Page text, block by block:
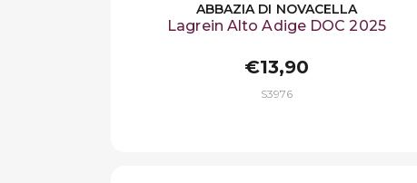
ABBAZIA DI NOVACELLA
Lagrein Alto Adige DOC 2025
€13,90
S3976